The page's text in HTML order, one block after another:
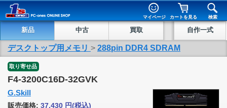
マイページ カートを見る 検索
新品 中古 買取 自作一式
デスクトップ用メモリ > 288pin DDR4 SDRAM
取り寄せ品
F4-3200C16D-32GVK
G.Skill
販売価格: 37,430 円(税込)